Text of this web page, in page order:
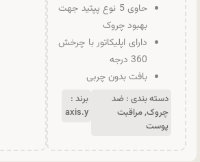
حاوی 5 نوع پپتید جهت
بهبود چروک
دارای اپلیکاتور با چرخش
360 درجه
بافت بدون چربی
دسته بندی : ضد
چروک,مراقبت
پوست
برند :
axis.y